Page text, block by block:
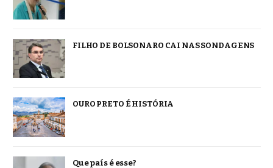
FILHO DE BOLSONARO CAI NAS SONDAGENS
OURO PRETO É HISTÓRIA
Que país é esse?